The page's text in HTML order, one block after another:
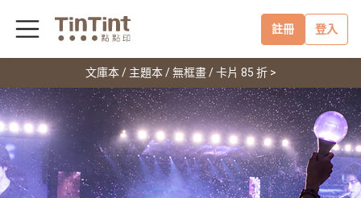
註冊 登入
文庫本 / 主題本 / 無框畫 / 卡片 85 折 >